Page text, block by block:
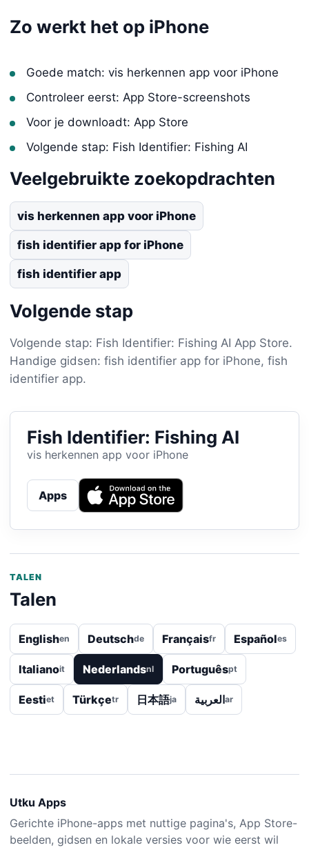
Zo werkt het op iPhone
Goede match: vis herkennen app voor iPhone
Controleer eerst: App Store-screenshots
Voor je downloadt: App Store
Volgende stap: Fish Identifier: Fishing AI
Veelgebruikte zoekopdrachten
vis herkennen app voor iPhone
fish identifier app for iPhone
fish identifier app
Volgende stap
Volgende stap: Fish Identifier: Fishing AI App Store.
Handige gidsen: fish identifier app for iPhone, fish
identifier app.
Fish Identifier: Fishing AI
vis herkennen app voor iPhone
Apps
TALEN
Talen
Englishen Deutschde Françaisfr Españoles
Italianoit Nederlandsnl Portuguêspt
Eestiet Türkçetr 日本語ja العربيةar
Utku Apps
Gerichte iPhone-apps met nuttige pagina's, App Store-
beelden, gidsen en lokale versies voor wie eerst wil